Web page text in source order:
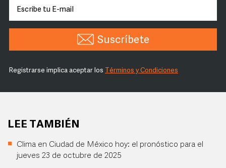
Suscríbete
Registrarse implica aceptar los Términos y Condiciones
LEE TAMBIÉN
Clima en Ciudad de México hoy: el pronóstico para el
jueves 23 de octubre de 2025